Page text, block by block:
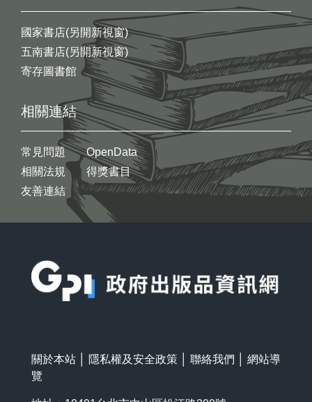
國家書店(另開新視窗)
五南書店(另開新視窗)
寄存圖書館
相關連結
常見問題
相關法規
友善連結
OpenData
得獎書目
關於本站 隱私權及安全政策 聯絡我們
網站導
覽